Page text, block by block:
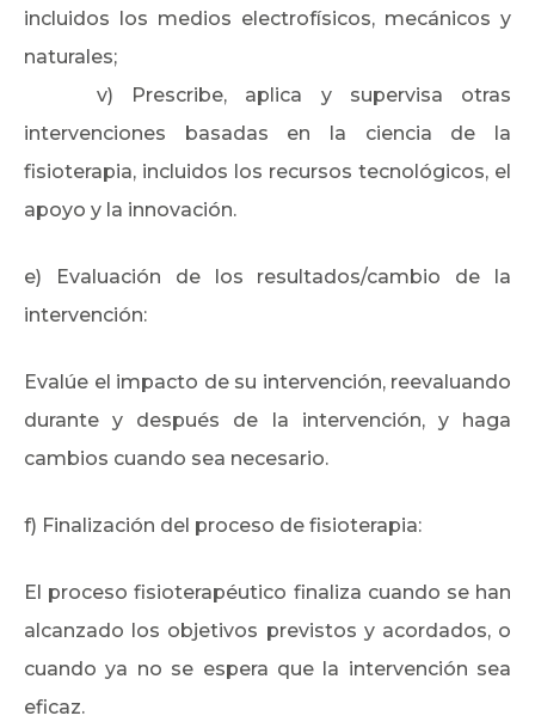
incluidos los medios electrofísicos, mecánicos y
naturales;
v) Prescribe, aplica y supervisa otras
intervenciones basadas en la ciencia de la
fisioterapia, incluidos los recursos tecnológicos, el
apoyo y la innovación.
e) Evaluación de los resultados/cambio de la
intervención:
Evalúe el impacto de su intervención, reevaluando
durante y después de la intervención, y haga
cambios cuando sea necesario.
f) Finalización del proceso de fisioterapia:
El proceso fisioterapéutico finaliza cuando se han
alcanzado los objetivos previstos y acordados, o
cuando ya no se espera que la intervención sea
eficaz.